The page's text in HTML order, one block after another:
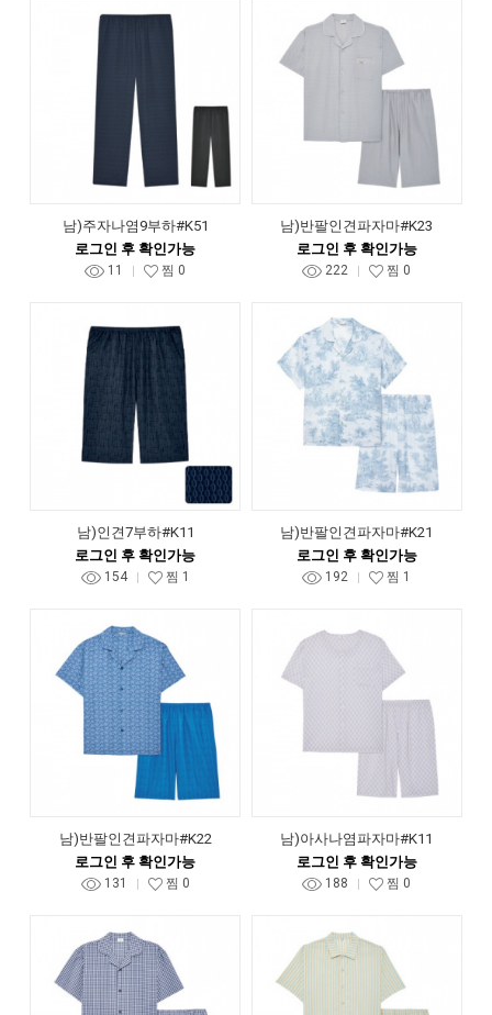
남)주자나염9부하#K51
로그인 후 확인가능
11 찜 0
남)반팔인견파자마#K23
로그인 후 확인가능
222 찜 0
남)인견7부하#K11
로그인 후 확인가능
154 찜 1
남)반팔인견파자마#K21
로그인 후 확인가능
192 찜 1
남)반팔인견파자마#K22
로그인 후 확인가능
131 찜 0
남)아사나염파자마#K11
로그인 후 확인가능
188 찜 0